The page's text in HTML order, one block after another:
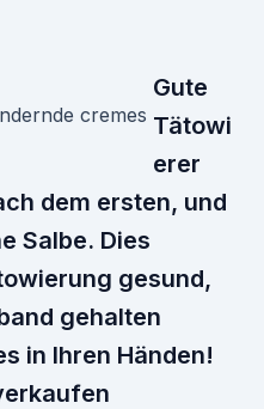
Gute
Tätowi
erer
dem ersten, und
Salbe. Dies
gesund,
gehalten
in Ihren Händen!